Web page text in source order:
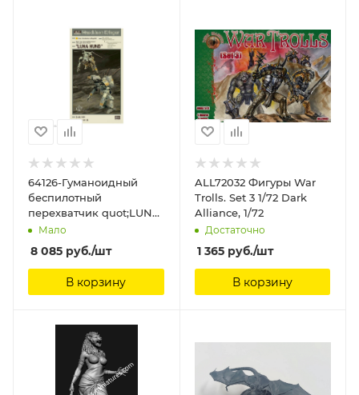
64126-Гуманоидный
беспилотный
перехватчик quot;LUNA
HUNDquot; (Limited
Edition) Hasegawa, 1/20
Мало
8 085 руб./шт
В корзину
ALL72032 Фигуры War
Trolls. Set 3 1/72 Dark
Alliance, 1/72
Достаточно
1 365руб./шт
В корзину